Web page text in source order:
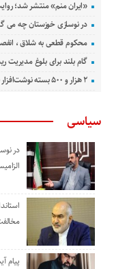
«ایران منم» منتشر شد؛
در نوسازی خوزستان چه می
محکوم قطعی به شلاق ،
گام بلند برای بلوغ مدیریت
۲ هزار و ۵۰۰ بسته نوشت‌افزار به دانش‌آموزان خوزستان رسید
سیاسی
در
پیام